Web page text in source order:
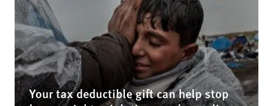
Your tax deductible gift can help stop